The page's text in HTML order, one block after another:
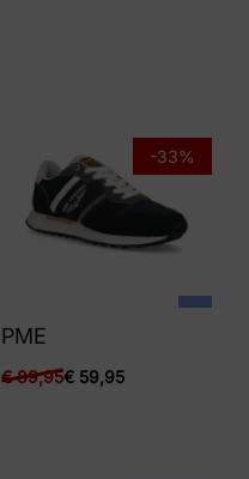
-33%
PME
€89,95€59,95